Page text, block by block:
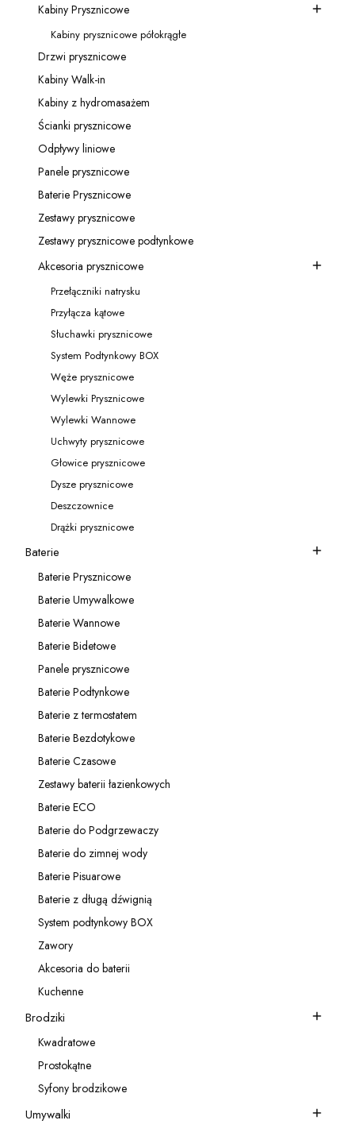
Kategoria - Kabiny Prysznicowe
Kabiny Prysznicowe
Kategoria - Kabiny prysznicowe półokrągłe
Kabiny prysznicowe półokrągłe
Kategoria - Drzwi prysznicowe
Drzwi prysznicowe
Kategoria - Kabiny Walk-in
Kabiny Walk-in
Kategoria - Kabiny z hydromasażem
Kabiny z hydromasażem
Kategoria - Ścianki prysznicowe
Ścianki prysznicowe
Kategoria - Odpływy liniowe
Odpływy liniowe
Kategoria - Panele prysznicowe
Panele prysznicowe
Kategoria - Baterie Prysznicowe
Baterie Prysznicowe
Kategoria - Zestawy prysznicowe
Zestawy prysznicowe
Kategoria - Zestawy prysznicowe podtynkowe
Zestawy prysznicowe podtynkowe
Kategoria - Akcesoria prysznicowe
Akcesoria prysznicowe
Kategoria - Przełączniki natrysku
Przełączniki natrysku
Kategoria - Przyłącza kątowe
Przyłącza kątowe
Kategoria - Słuchawki prysznicowe
Słuchawki prysznicowe
Kategoria - System Podtynkowy BOX
System Podtynkowy BOX
Kategoria - Węże prysznicowe
Węże prysznicowe
Kategoria - Wylewki Prysznicowe
Wylewki Prysznicowe
Kategoria - Wylewki Wannowe
Wylewki Wannowe
Kategoria - Uchwyty prysznicowe
Uchwyty prysznicowe
Kategoria - Głowice prysznicowe
Głowice prysznicowe
Kategoria - Dysze prysznicowe
Dysze prysznicowe
Kategoria - Deszczownice
Deszczownice
Kategoria - Drążki prysznicowe
Drążki prysznicowe
Kategoria - Baterie
Baterie
Kategoria - Baterie Prysznicowe
Baterie Prysznicowe
Kategoria - Baterie Umywalkowe
Baterie Umywalkowe
Kategoria - Baterie Wannowe
Baterie Wannowe
Kategoria - Baterie Bidetowe
Baterie Bidetowe
Kategoria - Panele prysznicowe
Panele prysznicowe
Kategoria - Baterie Podtynkowe
Baterie Podtynkowe
Kategoria - Baterie z termostatem
Baterie z termostatem
Kategoria - Baterie Bezdotykowe
Baterie Bezdotykowe
Kategoria - Baterie Czasowe
Baterie Czasowe
Kategoria - Zestawy baterii łazienkowych
Zestawy baterii łazienkowych
Kategoria - Baterie ECO
Baterie ECO
Kategoria - Baterie do Podgrzewaczy
Baterie do Podgrzewaczy
Kategoria - Baterie do zimnej wody
Baterie do zimnej wody
Kategoria - Baterie Pisuarowe
Baterie Pisuarowe
Kategoria - Baterie z długą dźwignią
Baterie z długą dźwignią
Kategoria - System podtynkowy BOX
System podtynkowy BOX
Kategoria - Zawory
Zawory
Kategoria - Akcesoria do baterii
Akcesoria do baterii
Kategoria - Kuchenne
Kuchenne
Kategoria - Brodziki
Brodziki
Kategoria - Kwadratowe
Kwadratowe
Kategoria - Prostokątne
Prostokątne
Kategoria - Syfony brodzikowe
Syfony brodzikowe
Kategoria - Umywalki
Umywalki